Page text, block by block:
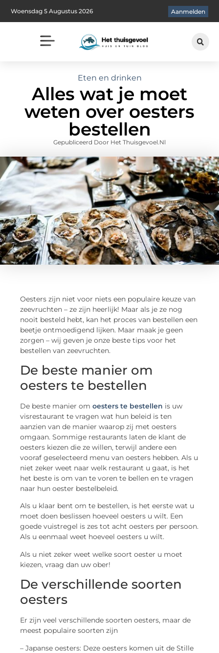
Woensdag 5 Augustus 2026 Aanmelden
Eten en drinken
Alles wat je moet
weten over oesters
bestellen
Gepubliceerd Door Het Thuisgevoel.nl
Oesters zijn niet voor niets een populaire keuze van
zeevruchten – ze zijn heerlijk! Maar als je ze nog
nooit besteld hebt, kan het proces van bestellen een
beetje ontmoedigend lijken. Maar maak je geen
zorgen – wij geven je onze beste tips voor het
bestellen van zeevruchten.
De beste manier om
oesters te bestellen
De beste manier omoesters te bestellen is uw
visrestaurant te vragen wat hun beleid is ten
aanzien van de manier waarop zij met oesters
omgaan. Sommige restaurants laten de klant de
oesters kiezen die ze willen, terwijl andere een
vooraf geselecteerd menu van oesters hebben. Als u
niet zeker weet naar welk restaurant u gaat, is het
het beste is om van te voren te bellen en te vragen
naar hun oester bestelbeleid.
Als u klaar bent om te bestellen, is het eerste wat u
moet doen beslissen hoeveel oesters u wilt. Een
goede vuistregel is zes tot acht oesters per persoon.
Als u eenmaal weet hoeveel oesters u wilt.
Als u niet zeker weet welke soort oester u moet
kiezen, vraag dan uw ober!
De verschillende soorten
oesters
Er zijn veel verschillende soorten oesters, maar de
meest populaire soorten zijn
– Japanse oesters: Deze oesters komen uit de Stille